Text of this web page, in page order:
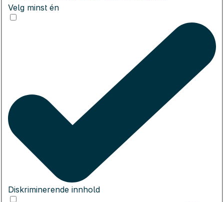
Velg minst én
Diskriminerende innhold